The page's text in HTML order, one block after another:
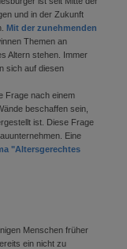
und in der Zukunft
Mit der zunehmenden
Themen an
Altern stehen. Immer
sich auf diesen
Frage nach einem
beschaffen sein,
ist. Diese Frage
Eine
"Altersgerechtes
Menschen früher
ein nicht zu